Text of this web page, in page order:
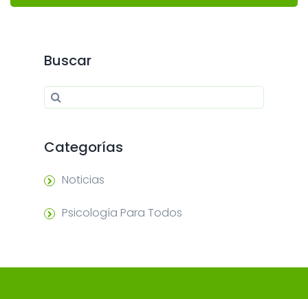
Buscar
Search for:
Categorías
Noticias
Psicología Para Todos